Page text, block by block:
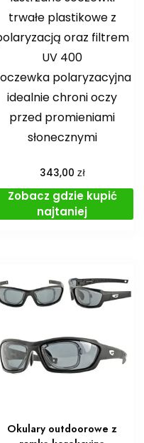
trwałe plastikowe z
oraz filtrem
UV 400
polaryzacyjna
idealnie chroni oczy
przed promieniami
słonecznymi
343,00 zł
Zobacz gdzie kupić
najtaniej
Okulary outdoorowe z